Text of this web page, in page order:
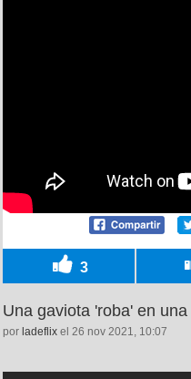
3
Una gaviota 'roba' en
por ladeflix el 26 nov 2021, 10:07